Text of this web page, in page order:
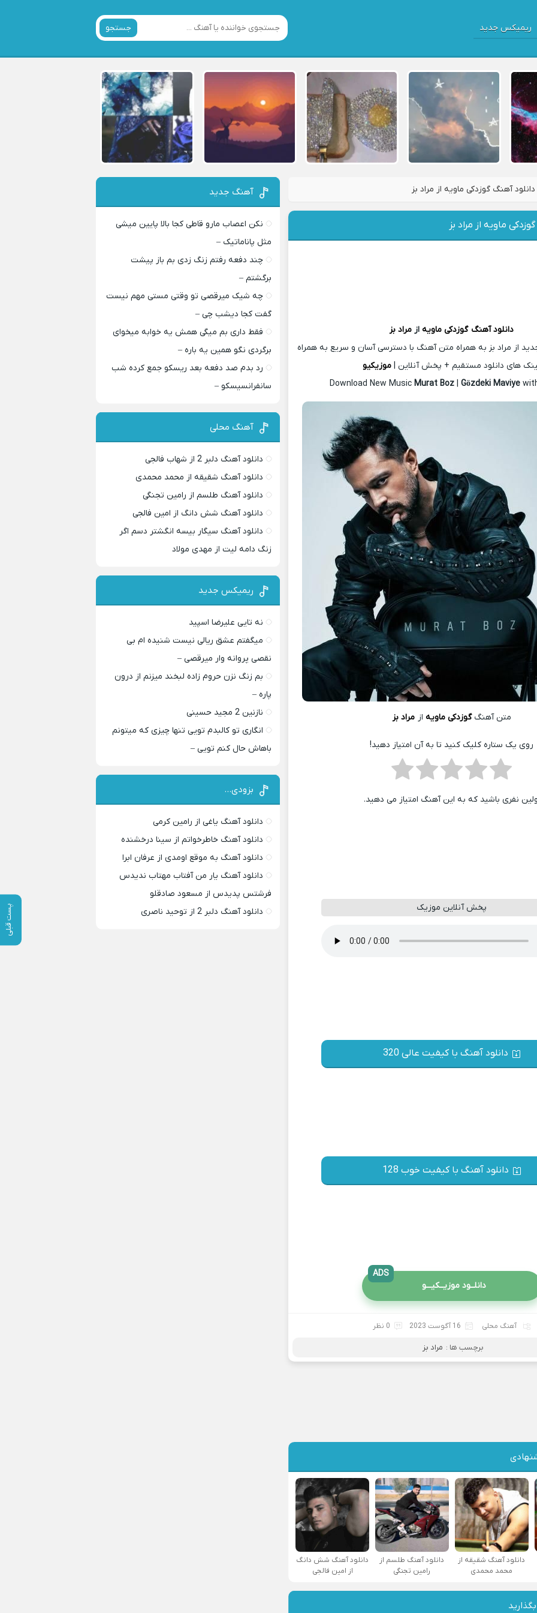
ریمیکس جدید جستجو
دانلود آهنگ گوزدکی ماویه از مراد بز
پست قبلی
ماویه از مراد بز
دانلود آهنگ گوزدکی ماویه از مراد بز
از مراد بز به همراه متن آهنگ با دسترسی آسان و سریع به همراه
های دانلود مستقیم + پخش آنلاین | موزیکیو
Download New MusicMurat Boz |Gözdeki Maviye
متن آهنگگوزدکی ماویه از مراد بز
روی یک ستاره کلیک کنید تا به آن امتیاز دهید!
نفری باشید که به این آهنگ امتیاز می دهید.
پخش آنلاین موزیک
دانلود آهنگ با کیفیت عالی 320
دانلود آهنگ با کیفیت خوب 128
دانلــود موزیــکیـــو
ADS
آهنگ محلی 16 آگوست 2023 0 نظر
برچسب ها : مراد بز
دانلود آهنگ شقیقه از
محمد محمدی
دانلود آهنگ طلسم از
رامین تجنگی
دانلود آهنگ شش دانگ
از امین فالجی
آهنگ جدید
نکن اعصاب مارو قاطی کجا بالا پایین میشی
مثل پاناماتیک –
چند دفعه رفتم زنگ زدی بم باز پیشت
برگشتم –
چه شیک میرقصی تو وقتی مستی مهم نیست
گفت کجا دیشب چی –
فقط داری بم میگی همش یه خوابه میخوای
برگردی نگو همین یه باره –
رد بدم صد دفعه بعد ریسکو جمع کرده شب
سانفرانسیسکو –
آهنگ محلی
دانلود آهنگ دلبر 2 از شهاب فالجی
دانلود آهنگ شقیقه از محمد محمدی
دانلود آهنگ طلسم از رامین تجنگی
دانلود آهنگ شش دانگ از امین فالجی
دانلود آهنگ سیگار بیسه انگشتر دسم اگر
زنگ دامه لیت از مهدی مولاد
ریمیکس جدید
نه تایی علیرضا اسپید
میگفتم عشق ریالی نیست شنیده ام بی
نقصی پروانه وار میرقصی –
بم زنگ نزن حروم زاده لبخند میزنم از درون
پاره –
نازنین 2 مجید حسینی
انگاری تو کالبدم تویی تنها چیزی که میتونم
باهاش حال کنم تویی –
بزودی…
دانلود آهنگ یاغی از رامین کرمی
دانلود آهنگ خاطرخواتم از سینا درخشنده
دانلود آهنگ به موقع اومدی از عرفان ابرا
دانلود آهنگ یار من آفتاب مهتاب ندیدس
فرشتس پدیدس از مسعود صادقلو
دانلود آهنگ دلبر 2 از توحید ناصری